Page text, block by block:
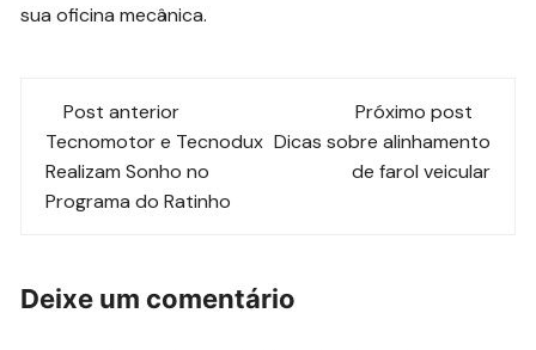
sua oficina mecânica.
Navegação
de
post
Post anterior
Tecnomotor e Tecnodux
Realizam Sonho no
Programa do Ratinho
Próximo post
Dicas sobre alinhamento
de farol veicular
Deixe um comentário